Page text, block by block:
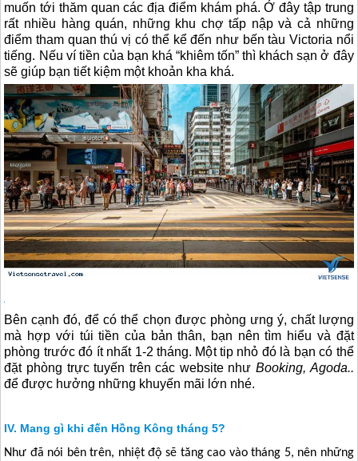
muốn tới thăm quan các địa điểm khám phá. Ở đây tập trung
rất nhiều hàng quán, những khu chợ tấp nập và cả những
điểm tham quan thú vị có thể kể đến như bến tàu Victoria nổi
tiếng. Nếu ví tiền của bạn khá “khiêm tốn” thì khách sạn ở đây
sẽ giúp bạn tiết kiệm một khoản kha khá.
Bên cạnh đó, để có thể chọn được phòng ưng ý, chất lượng
mà hợp với túi tiền của bản thân, bạn nên tìm hiểu và đặt
phòng trước đó ít nhất 1-2 tháng. Một tip nhỏ đó là bạn có thể
đặt phòng trực tuyến trên các website như Booking, Agoda..
để được hưởng những khuyến mãi lớn nhé.
Mang gì khi đến Hồng Kông tháng 5?
Như đã nói bên trên, nhiệt độ sẽ tăng cao vào tháng 5, nên những